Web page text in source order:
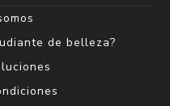
de belleza?